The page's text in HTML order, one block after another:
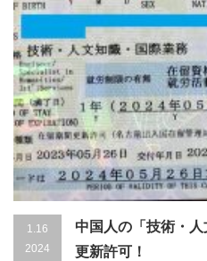
1.16
2024
中国人の「技術・
更新許可！